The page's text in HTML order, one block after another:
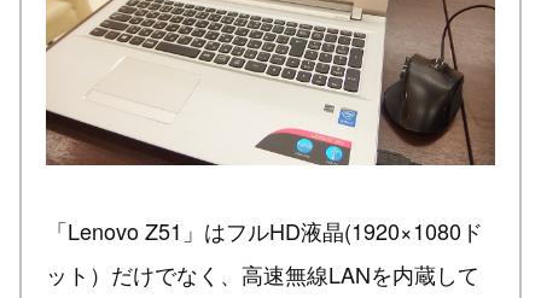
「Lenovo Z51」はフルHD液晶(1920×1080ド
ット）だけでなく、高速無線LANを内蔵して